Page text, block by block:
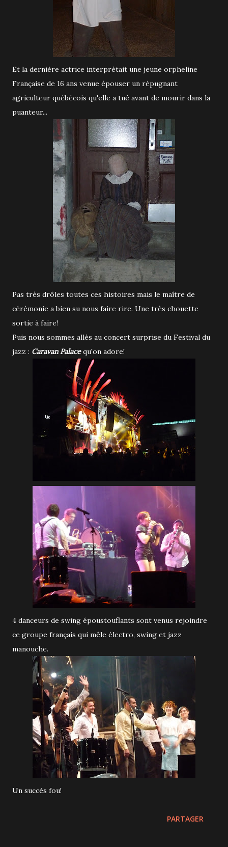
Et la dernière actrice interprétait une jeune orpheline
Française de 16 ans venue épouser un répugnant
agriculteur québécois qu'elle a tué avant de mourir dans la
puanteur...
Pas très drôles toutes ces histoires mais le maître de
cérémonie a bien su nous faire rire. Une très chouette
sortie à faire!
Puis nous sommes allés au concert surprise du Festival du
jazz : Caravan Palacequ'on adore!
4 danceurs de swing époustouflants sont venus rejoindre
ce groupe français qui mêle électro, swing et jazz
manouche.
Un succès fou!
PARTAGER